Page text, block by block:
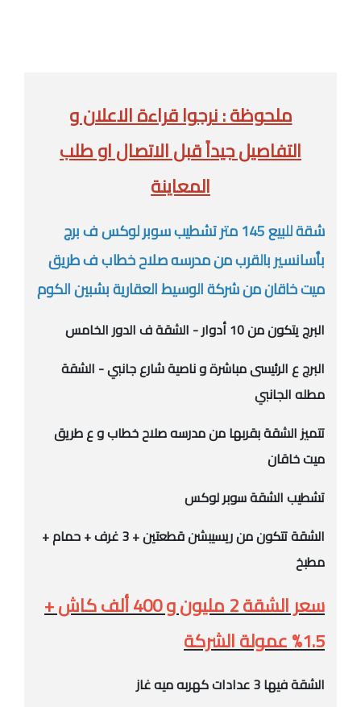
ملحوظة : نرجوا قراءة الاعلان و
التفاصيل جيداً قبل الاتصال او طلب
المعاينة
شقة للبيع 145 متر تشطيب سوبر لوكس ف برج
بأسانسير بالقرب من مدرسه صلاح خطاب ف طريق
ميت خاقان من شركة الوسيط العقارية بشبين الكوم
البرج يتكون من 10 أدوار - الشقة ف الدور الخامس
البرج ع الرئيسى مباشرة و ناصية شارع جانبي - الشقة
مطله الجانبي
تتميز الشقة بقربها من مدرسه صلاح خطاب و ع طريق
ميت خاقان
تشطيب الشقة سوبر لوكس
الشقة تتكون من ريسيبشن قطعتين + 3 غرف + حمام +
مطبخ
سعر الشقة 2 مليون و 400 ألف كاش +
1.5% عمولة الشركة
الشقة فيها 3 عدادات كهربه ميه غاز